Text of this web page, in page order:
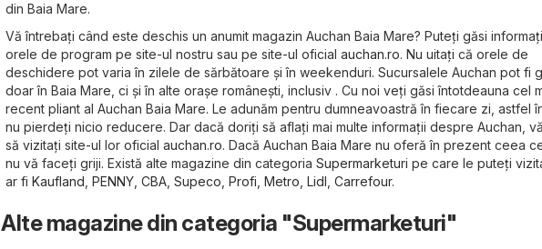
din Baia Mare.
Vă întrebați când este deschis un anumit magazin Auchan Baia Mare? Puteți găsi
orele de program pe site-ul nostru sau pe site-ul oficial auchan.ro. Nu uitați că orele de
deschidere pot varia în zilele de sărbătoare și în weekenduri. Sucursalele Auchan pot fi
doar în Baia Mare, ci și în alte orașe românești, inclusiv . Cu noi veți găsi întotdeauna cel
recent pliant al Auchan Baia Mare. Le adunăm pentru dumneavoastră în fiecare zi, astfel
nu pierdeți nicio reducere. Dar dacă doriți să aflați mai multe informații despre Auchan,
să vizitați site-ul lor oficial auchan.ro. Dacă Auchan Baia Mare nu oferă în prezent ceea
nu vă faceți griji. Există alte magazine din categoria Supermarketuri pe care le puteți
ar fi Kaufland, PENNY, CBA, Supeco, Profi, Metro, Lidl , Carrefour.
Alte magazine din categoria "Supermarketuri"